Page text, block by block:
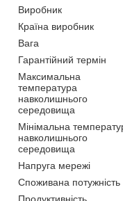
Виробник
Країна виробник
Вага
Гарантійний термін
Максимальна
температура
навколишнього
середовища
Мінімальна
навколишнього
середовища
Напруга мережі
Споживана потужність
Продуктивність